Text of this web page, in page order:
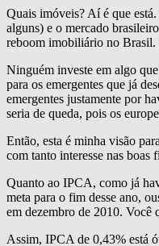
Quais imóveis? Aí é que
alguns) e o mercado
reboom imobiliário no Brasil.
Ninguém investe em algo
para os emergentes que já
emergentes justamente por
seria de queda, pois os
Então, esta é minha visão
com tanto interesse nas boas
Quanto ao IPCA, como já
meta para o fim desse ano,
em dezembro de 2010. Você
Assim, IPCA de 0,43% está